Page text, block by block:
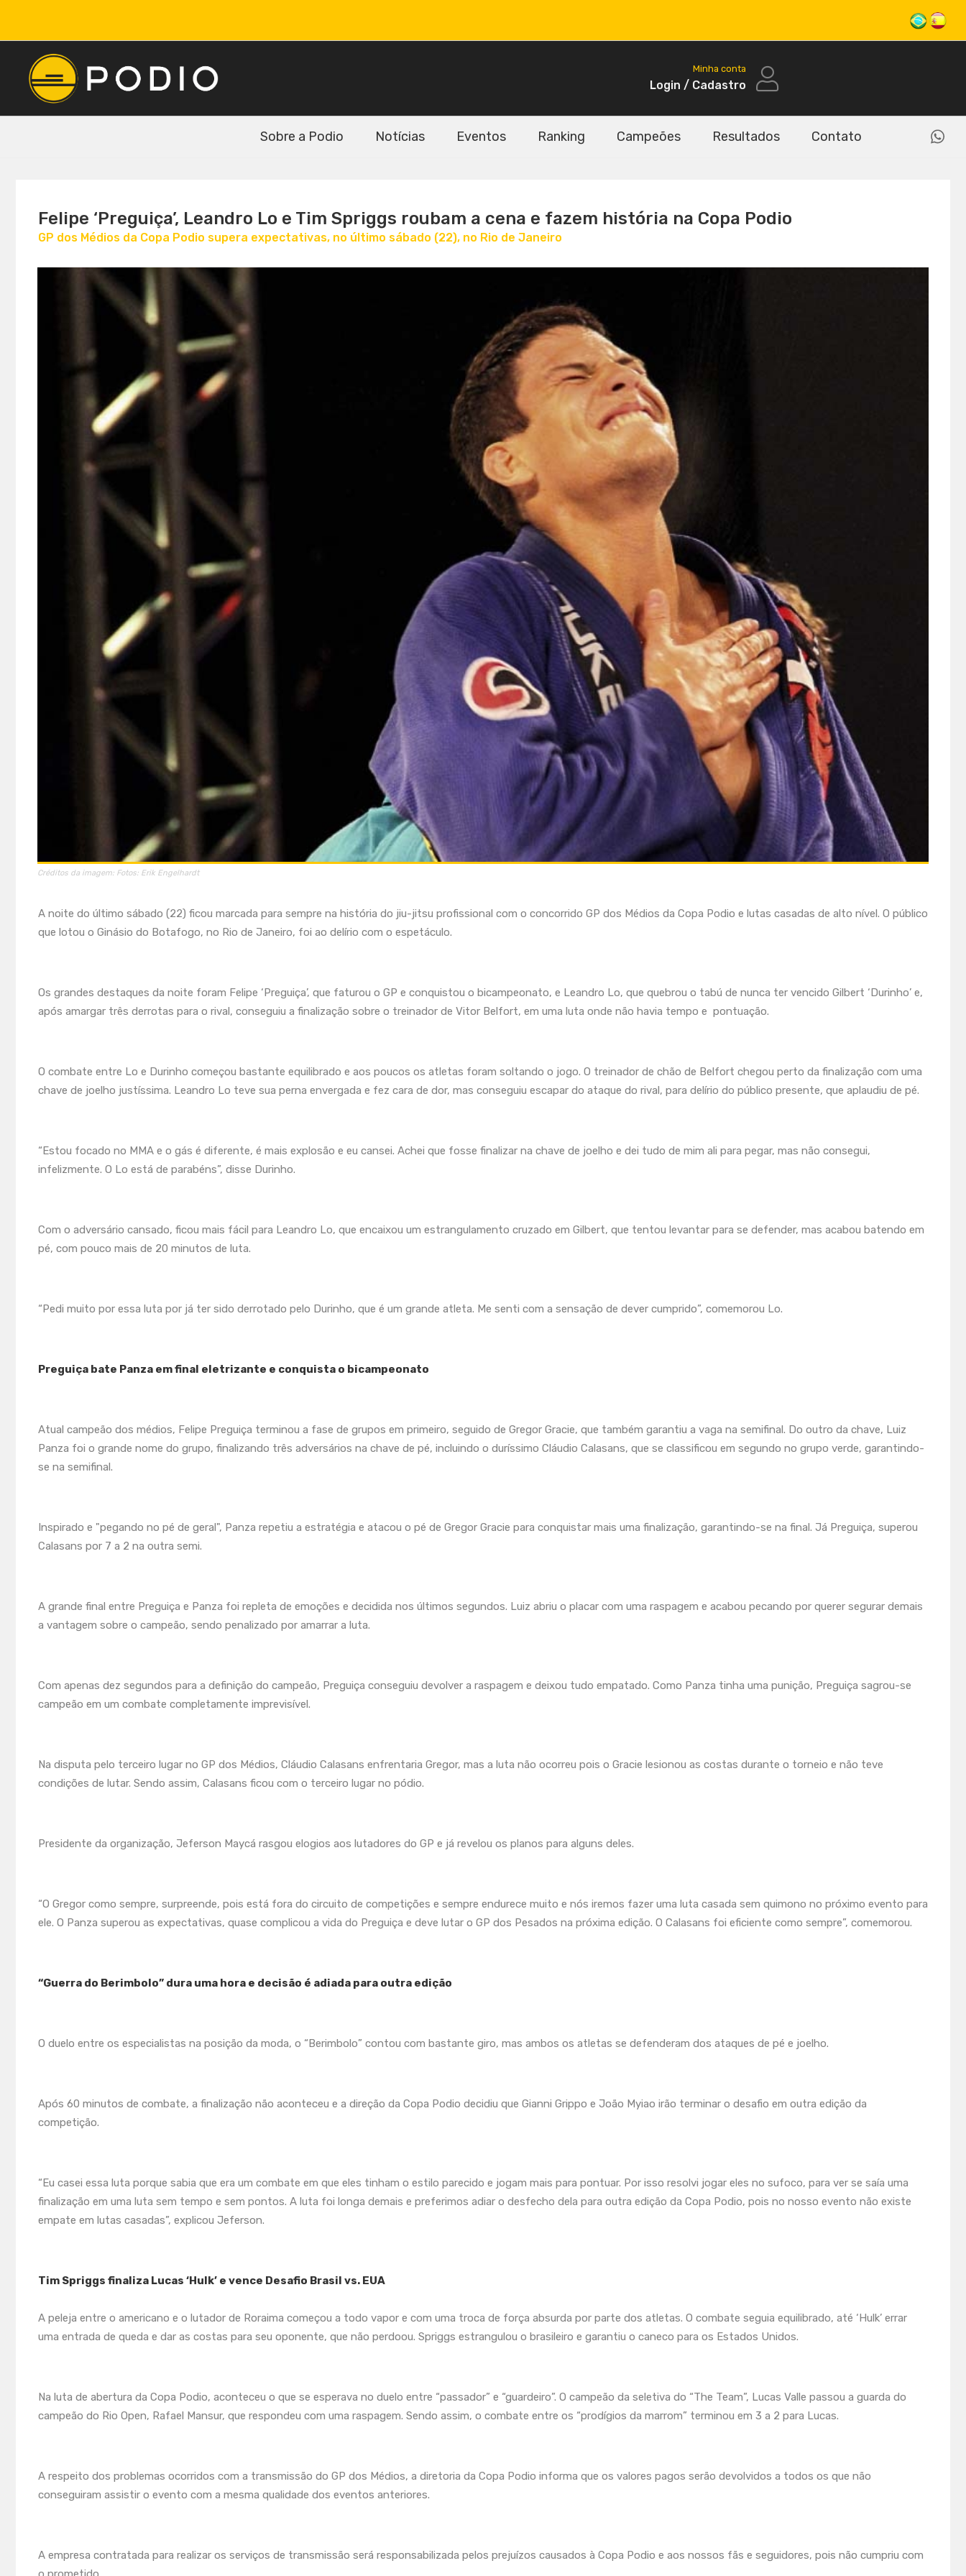
Minha conta
Login / Cadastro
Sobre a Podio Notícias Eventos Ranking Campeões Resultados Contato
Felipe ‘Preguiça’, Leandro Lo e Tim Spriggs roubam a cena e fazem história na Copa Podio
GP dos Médios da Copa Podio supera expectativas, no último sábado (22), no Rio de Janeiro
Créditos da imagem: Fotos: Erik Engelhardt
A noite do último sábado (22) ficou marcada para sempre na história do jiu-jitsu profissional com o concorrido GP dos Médios da Copa Podio e lutas casadas de alto nível. O público
que lotou o Ginásio do Botafogo, no Rio de Janeiro, foi ao delírio com o espetáculo.
Os grandes destaques da noite foram Felipe ‘Preguiça’, que faturou o GP e conquistou o bicampeonato, e Leandro Lo, que quebrou o tabú de nunca ter vencido Gilbert ‘Durinho’ e,
após amargar três derrotas para o rival, conseguiu a finalização sobre o treinador de Vitor Belfort, em uma luta onde não havia tempo e pontuação.
O combate entre Lo e Durinho começou bastante equilibrado e aos poucos os atletas foram soltando o jogo. O treinador de chão de Belfort chegou perto da finalização com uma
chave de joelho justíssima. Leandro Lo teve sua perna envergada e fez cara de dor, mas conseguiu escapar do ataque do rival, para delírio do público presente, que aplaudiu de pé.
“Estou focado no MMA e o gás é diferente, é mais explosão e eu cansei. Achei que fosse finalizar na chave de joelho e dei tudo de mim ali para pegar, mas não consegui,
infelizmente. O Lo está de parabéns”, disse Durinho.
Com o adversário cansado, ficou mais fácil para Leandro Lo, que encaixou um estrangulamento cruzado em Gilbert, que tentou levantar para se defender, mas acabou batendo em
pé, com pouco mais de 20 minutos de luta.
“Pedi muito por essa luta por já ter sido derrotado pelo Durinho, que é um grande atleta. Me senti com a sensação de dever cumprido”, comemorou Lo.
Preguiça bate Panza em final eletrizante e conquista o bicampeonato
Atual campeão dos médios, Felipe Preguiça terminou a fase de grupos em primeiro, seguido de Gregor Gracie, que também garantiu a vaga na semifinal. Do outro da chave, Luiz
Panza foi o grande nome do grupo, finalizando três adversários na chave de pé, incluindo o duríssimo Cláudio Calasans, que se classificou em segundo no grupo verde, garantindo-
se na semifinal.
Inspirado e "pegando no pé de geral", Panza repetiu a estratégia e atacou o pé de Gregor Gracie para conquistar mais uma finalização, garantindo-se na final. Já Preguiça, superou
Calasans por 7 a 2 na outra semi.
A grande final entre Preguiça e Panza foi repleta de emoções e decidida nos últimos segundos. Luiz abriu o placar com uma raspagem e acabou pecando por querer segurar demais
a vantagem sobre o campeão, sendo penalizado por amarrar a luta.
Com apenas dez segundos para a definição do campeão, Preguiça conseguiu devolver a raspagem e deixou tudo empatado. Como Panza tinha uma punição, Preguiça sagrou-se
campeão em um combate completamente imprevisível.
Na disputa pelo terceiro lugar no GP dos Médios, Cláudio Calasans enfrentaria Gregor, mas a luta não ocorreu pois o Gracie lesionou as costas durante o torneio e não teve
condições de lutar. Sendo assim, Calasans ficou com o terceiro lugar no pódio.
Presidente da organização, Jeferson Maycá rasgou elogios aos lutadores do GP e já revelou os planos para alguns deles.
“O Gregor como sempre, surpreende, pois está fora do circuito de competições e sempre endurece muito e nós iremos fazer uma luta casada sem quimono no próximo evento para
ele. O Panza superou as expectativas, quase complicou a vida do Preguiça e deve lutar o GP dos Pesados na próxima edição. O Calasans foi eficiente como sempre”, comemorou.
“Guerra do Berimbolo” dura uma hora e decisão é adiada para outra edição
O duelo entre os especialistas na posição da moda, o “Berimbolo” contou com bastante giro, mas ambos os atletas se defenderam dos ataques de pé e joelho.
Após 60 minutos de combate, a finalização não aconteceu e a direção da Copa Podio decidiu que Gianni Grippo e João Myiao irão terminar o desafio em outra edição da
competição.
“Eu casei essa luta porque sabia que era um combate em que eles tinham o estilo parecido e jogam mais para pontuar. Por isso resolvi jogar eles no sufoco, para ver se saía uma
finalização em uma luta sem tempo e sem pontos. A luta foi longa demais e preferimos adiar o desfecho dela para outra edição da Copa Podio, pois no nosso evento não existe
empate em lutas casadas”, explicou Jeferson.
Tim Spriggs finaliza Lucas ‘Hulk’ e vence Desafio Brasil vs. EUA
A peleja entre o americano e o lutador de Roraima começou a todo vapor e com uma troca de força absurda por parte dos atletas. O combate seguia equilibrado, até ‘Hulk’ errar
uma entrada de queda e dar as costas para seu oponente, que não perdoou. Spriggs estrangulou o brasileiro e garantiu o caneco para os Estados Unidos.
Na luta de abertura da Copa Podio, aconteceu o que se esperava no duelo entre “passador” e “guardeiro”. O campeão da seletiva do “The Team”, Lucas Valle passou a guarda do
campeão do Rio Open, Rafael Mansur, que respondeu com uma raspagem. Sendo assim, o combate entre os “prodígios da marrom” terminou em 3 a 2 para Lucas.
A respeito dos problemas ocorridos com a transmissão do GP dos Médios, a diretoria da Copa Podio informa que os valores pagos serão devolvidos a todos os que não
conseguiram assistir o evento com a mesma qualidade dos eventos anteriores.
A empresa contratada para realizar os serviços de transmissão será responsabilizada pelos prejuízos causados à Copa Podio e aos nossos fãs e seguidores, pois não cumpriu com